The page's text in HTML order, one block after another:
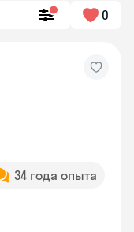
0
34 года опыта